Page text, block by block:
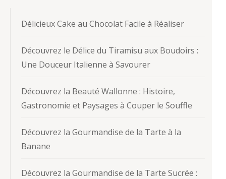
Délicieux Cake au Chocolat Facile à Réaliser
Découvrez le Délice du Tiramisu aux Boudoirs :
Une Douceur Italienne à Savourer
Découvrez la Beauté Wallonne : Histoire,
Gastronomie et Paysages à Couper le Souffle
Découvrez la Gourmandise de la Tarte à la
Banane
Découvrez la Gourmandise de la Tarte Sucrée :